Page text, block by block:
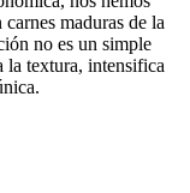
maduras de la
no es un simple
la textura, intensifica